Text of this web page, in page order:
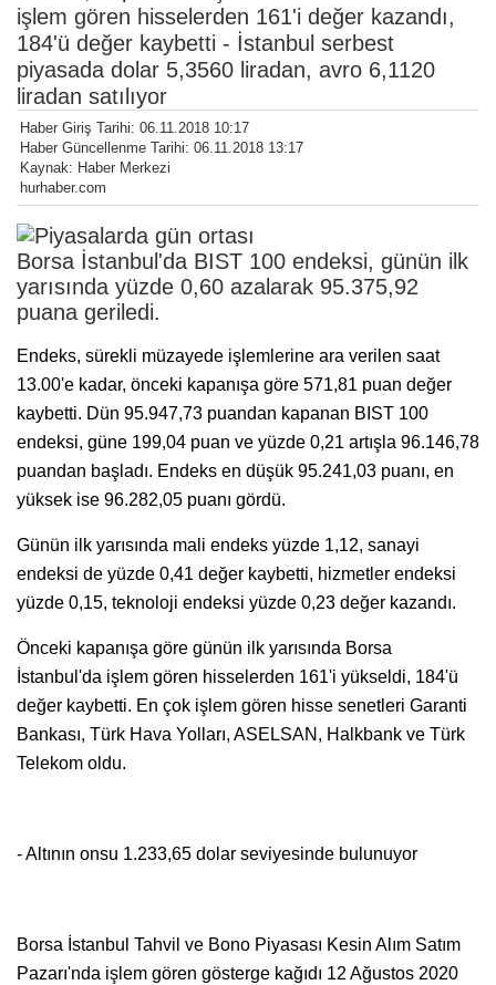
işlem gören hisselerden 161'i değer kazandı,
184'ü değer kaybetti - İstanbul serbest
piyasada dolar 5,3560 liradan, avro 6,1120
liradan satılıyor
Haber Giriş Tarihi: 06.11.2018 10:17
Haber Güncellenme Tarihi: 06.11.2018 13:17
Kaynak: Haber Merkezi
hurhaber.com
Borsa İstanbul'da BIST 100 endeksi, günün ilk
yarısında yüzde 0,60 azalarak 95.375,92
puana geriledi.
Endeks, sürekli müzayede işlemlerine ara verilen saat
13.00'e kadar, önceki kapanışa göre 571,81 puan değer
kaybetti. Dün 95.947,73 puandan kapanan BIST 100
endeksi, güne 199,04 puan ve yüzde 0,21 artışla 96.146,78
puandan başladı. Endeks en düşük 95.241,03 puanı, en
yüksek ise 96.282,05 puanı gördü.
Günün ilk yarısında mali endeks yüzde 1,12, sanayi
endeksi de yüzde 0,41 değer kaybetti, hizmetler endeksi
yüzde 0,15, teknoloji endeksi yüzde 0,23 değer kazandı.
Önceki kapanışa göre günün ilk yarısında Borsa
İstanbul'da işlem gören hisselerden 161'i yükseldi, 184'ü
değer kaybetti. En çok işlem gören hisse senetleri Garanti
Bankası, Türk Hava Yolları, ASELSAN, Halkbank ve Türk
Telekom oldu.
- Altının onsu 1.233,65 dolar seviyesinde bulunuyor
Borsa İstanbul Tahvil ve Bono Piyasası Kesin Alım Satım
Pazarı'nda işlem gören gösterge kağıdı 12 Ağustos 2020